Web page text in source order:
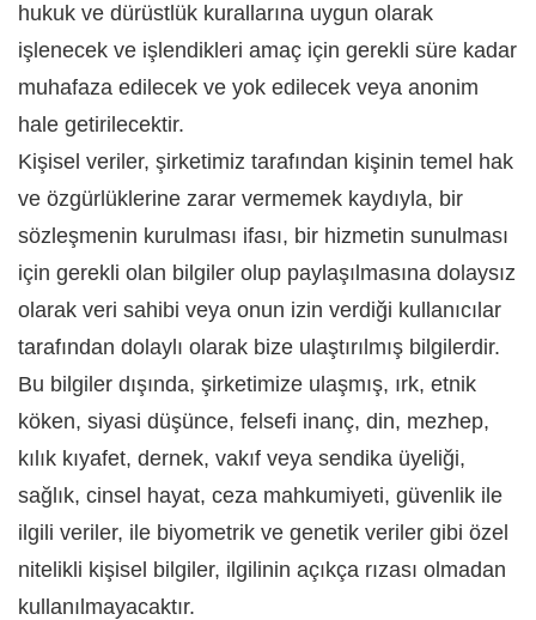
hukuk ve dürüstlük kurallarına uygun olarak
işlenecek ve işlendikleri amaç için gerekli süre kadar
muhafaza edilecek ve yok edilecek veya anonim
hale getirilecektir.
Kişisel veriler, şirketimiz tarafından kişinin temel hak
ve özgürlüklerine zarar vermemek kaydıyla, bir
sözleşmenin kurulması ifası, bir hizmetin sunulması
için gerekli olan bilgiler olup paylaşılmasına dolaysız
olarak veri sahibi veya onun izin verdiği kullanıcılar
tarafından dolaylı olarak bize ulaştırılmış bilgilerdir.
Bu bilgiler dışında, şirketimize ulaşmış, ırk, etnik
köken, siyasi düşünce, felsefi inanç, din, mezhep,
kılık kıyafet, dernek, vakıf veya sendika üyeliği,
sağlık, cinsel hayat, ceza mahkumiyeti, güvenlik ile
ilgili veriler, ile biyometrik ve genetik veriler gibi özel
nitelikli kişisel bilgiler, ilgilinin açıkça rızası olmadan
kullanılmayacaktır.